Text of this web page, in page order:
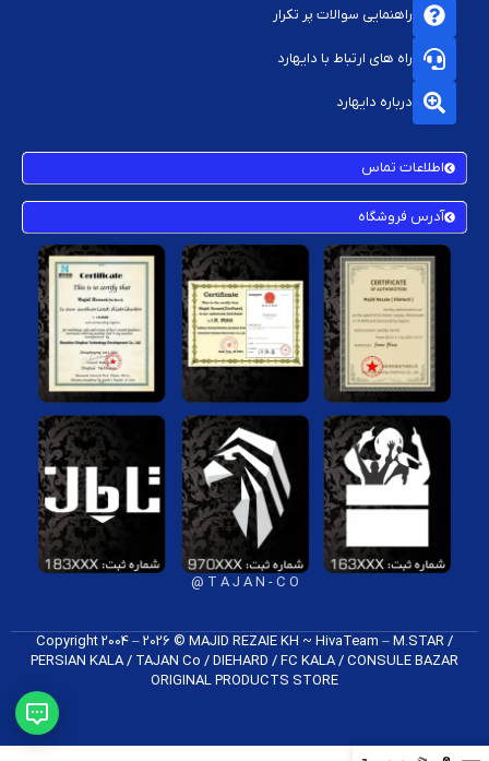
راهنمایی سوالات پر تکرار
راه های ارتباط با دایهارد
درباره دایهارد
اطلاعات تماس
آدرس فروشگاه
T A J A N - C O @
Copyright 2004 – 2026 © MAJID REZAIE KH ~ HivaTeam – M.STAR /
PERSIAN KALA / TAJAN Co / DIEHARD / FC K​ALA / CONSULE BAZAR
ORIGINAL PRODUCTS​ STORE